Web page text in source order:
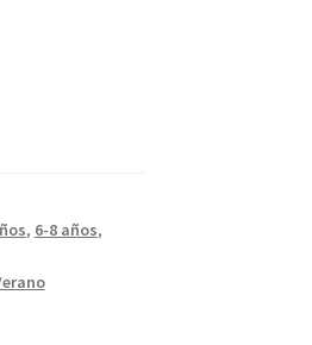
, 6-8 años,